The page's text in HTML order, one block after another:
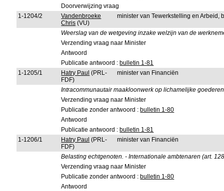
Doorverwijzing vraag
1-1204/2
Vandenbroeke
Chris (VU)
minister van Tewerkstelling en Arbeid,
Weerslag van de wetgeving inzake welzijn van de
Verzending vraag naar Minister
Antwoord
Publicatie antwoord : bulletin 1-81
1-1205/1
Hatry Paul (PRL-
FDF)
minister van Financiën
Intracommunautair maakloonwerk op lichamelijke
Verzending vraag naar Minister
Publicatie zonder antwoord : bulletin 1-80
Antwoord
Publicatie antwoord : bulletin 1-81
1-1206/1
Hatry Paul (PRL-
FDF)
minister van Financiën
Belasting echtgenoten. - Internationale ambtenaren (art.
Verzending vraag naar Minister
Publicatie zonder antwoord : bulletin 1-80
Antwoord